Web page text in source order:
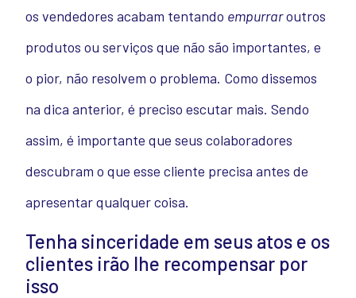
os vendedores acabam tentando empurraroutros
produtos ou serviços que não são importantes, e
o pior, não resolvem o problema. Como dissemos
na dica anterior, é preciso escutar mais. Sendo
assim, é importante que seus colaboradores
descubram o que esse cliente precisa antes de
apresentar qualquer coisa.
Tenha sinceridade em seus atos e os
clientes irão lhe recompensar por
isso